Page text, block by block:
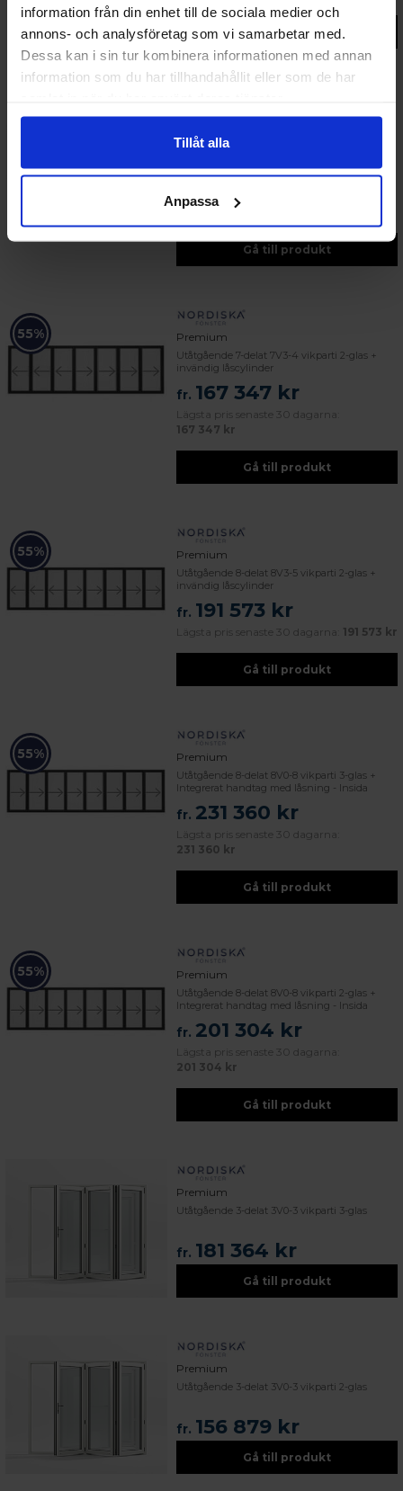
information från din enhet till de sociala medier och
annons- och analysföretag som vi samarbetar med.
Dessa kan i sin tur kombinera informationen med annan
information som du har tillhandahållit eller som de har
Tillåt alla
Anpassa
Gå till produkt
55% Premium
Utåtgående 7-delat 7V2-5 vikparti 2-glas +
invändig låscylinder
fr.167 339 kr
Lägsta pris senaste 30 dagarna:
167 339 kr
Gå till produkt
55% Premium
Utåtgående 7-delat 7V3-4 vikparti 2-glas +
invändig låscylinder
fr. 167 347 kr
Lägsta pris senaste 30 dagarna:
167 347 kr
Gå till produkt
55% Premium
Utåtgående 8-delat 8V3-5 vikparti 2-glas +
invändig låscylinder
fr. 191 573 kr
Lägsta pris senaste 30 dagarna: 191 573 kr
Gå till produkt
55% Premium
Utåtgående 8-delat 8V0-8 vikparti 3-glas +
Integrerat handtag med låsning - Insida
fr. 231 360 kr
Lägsta pris senaste 30 dagarna:
231 360 kr
Gå till produkt
55% Premium
Utåtgående 8-delat 8V0-8 vikparti 2-glas +
Integrerat handtag med låsning - Insida
fr. 201 304 kr
Lägsta pris senaste 30 dagarna:
201 304 kr
Gå till produkt
Premium
Utåtgående 3-delat 3V0-3 vikparti 3-glas
fr. 181 364 kr
Gå till produkt
Premium
Utåtgående 3-delat 3V0-3 vikparti 2-glas
fr. 156 879 kr
Gå till produkt